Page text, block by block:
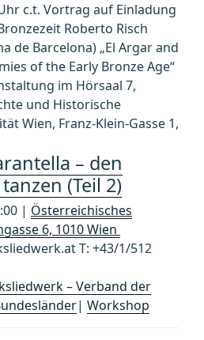
c.t. Vortrag auf Einladung
Roberto Risch
de Barcelona) „El Argar and
of the Early Bronze Age“
im Hörsaal 7,
und Historische
Wien, Franz-Klein-Gasse 1,
– den
(Teil 2)
| Österreichisches
6, 1010 Wien
T: +43/1/512
– Verband der
| Workshop